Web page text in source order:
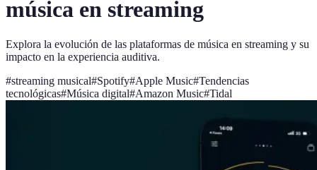
música en streaming
Explora la evolución de las plataformas de música en streaming y su
impacto en la experiencia auditiva.
#streaming musical#Spotify#Apple Music#Tendencias
tecnológicas#Música digital#Amazon Music#Tidal